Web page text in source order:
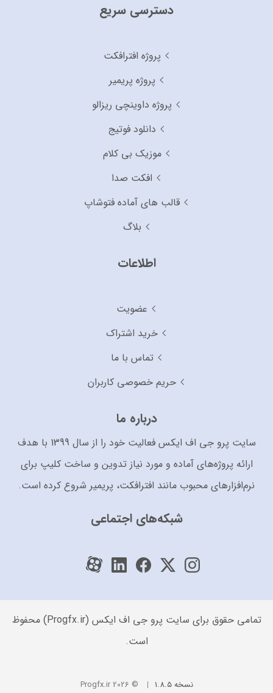
دسترسی سریع
پروژه افترافکت
پروژه پریمیر
پروژه داوینچی ریزالو
دانلود فوتیج
موزیک بی کلام
افکت صدا
قالب های آماده فتوشاپ
بلاگ
اطلاعات
عضویت
خرید اشتراک
تماس با ما
حریم خصوصی کاربران
درباره ما
سایت پرو جی اف ایکس فعالیت خود را از سال 1399 با هدف
ارائه پروژه‌های آماده و مورد نیاز تدوین و ساخت کلیپ برای
نرم‌افزارهای محبوب مانند افترافکت، پریمیر شروع کرده است.
شبکه‌های اجتماعی
تمامی حقوق برای سایت پرو جی اف ایکس (Progfx.ir) محفوظ
است.
نسخه 1.8.5 © 2026 Progfx.ir